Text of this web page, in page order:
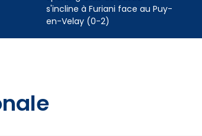
s'incline à Furiani face au Puy-
en-Velay (0-2)